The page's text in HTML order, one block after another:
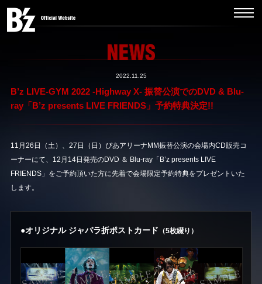
2022.11.25
B’z LIVE-GYM 2022 -Highway X- 振替公演でのDVD & Blu-
ray「B’z presents LIVE FRIENDS」予約特典決定!!
11月26日（土）、27日（日）ぴあアリーナMM振替公演の会場内CD販売コ
ーナーにて、12月14日発売のDVD ＆ Blu-ray「B’z presents LIVE
FRIENDS」をご予約頂いた方に先着で会場限定予約特典をプレゼントいた
します。
●オリジナル ジャバラ折ポストカード （5枚綴り）